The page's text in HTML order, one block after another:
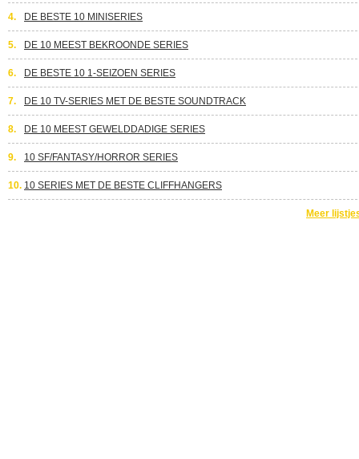
4. DE BESTE 10 MINISERIES
5. DE 10 MEEST BEKROONDE SERIES
6. DE BESTE 10 1-SEIZOEN SERIES
7. DE 10 TV-SERIES MET DE BESTE SOUNDTRACK
8. DE 10 MEEST GEWELDDADIGE SERIES
9. 10 SF/FANTASY/HORROR SERIES
10. 10 SERIES MET DE BESTE CLIFFHANGERS
Meer